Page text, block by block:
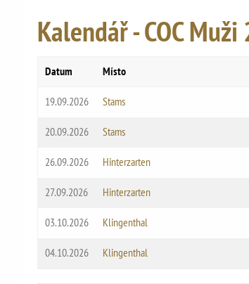
Kalendář - COC
Datum Místo
19.09.2026 Stams
20.09.2026 Stams
26.09.2026 Hinterzarten
27.09.2026 Hinterzarten
03.10.2026 Klingenthal
04.10.2026 Klingenthal